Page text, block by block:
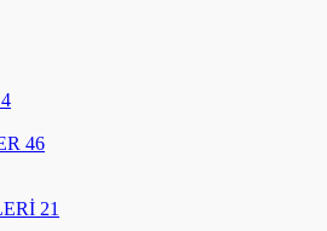
46
21